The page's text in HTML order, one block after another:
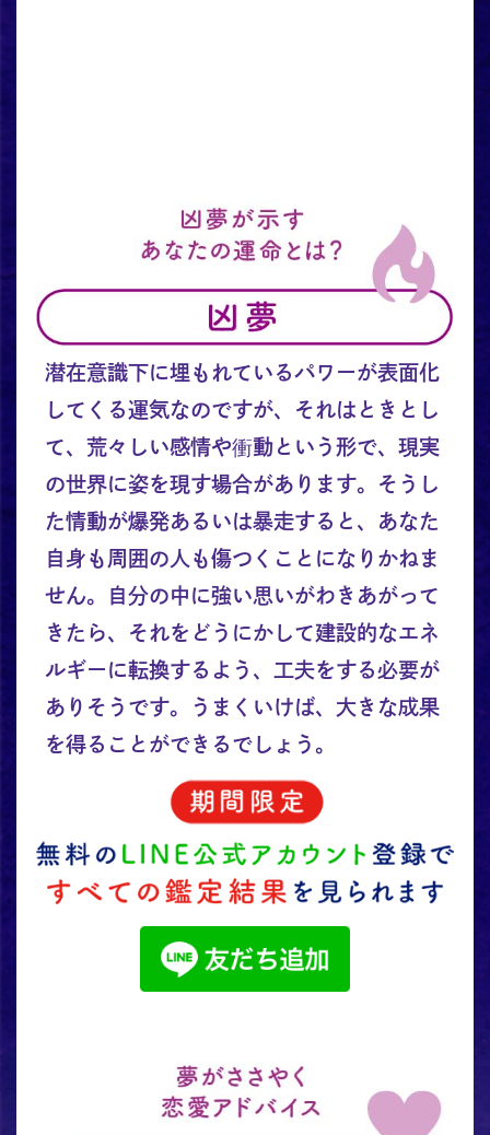
潜在意識下に埋もれているパワーが表面化
してくる運気なのですが、それはときとし
て、荒々しい感情や衝動という形で、現実
の世界に姿を現す場合があります。そうし
た情動が爆発あるいは暴走すると、あなた
自身も周囲の人も傷つくことになりかねま
せん。自分の中に強い思いがわきあがって
きたら、それをどうにかして建設的なエネ
ルギーに転換するよう、工夫をする必要が
ありそうです。うまくいけば、大きな成果
を得ることができるでしょう。